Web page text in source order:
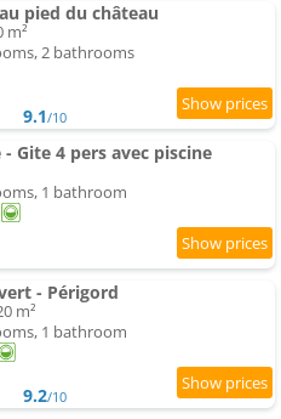
pied du château
m²
2 bathrooms
9.1/10
- Gite 4 pers avec piscine
1 bathroom
- Périgord
m²
1 bathroom
9.2/10